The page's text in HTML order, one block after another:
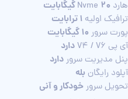
هارد Nvme 20 گیگابایت
ترافیک اولیه 1 ترابایت
پورت سرور 10 گیگابایت
آی پی V4 / V6 دارد
پنل مدیریت سروردارد
آپلود رایگان بله
تحویل سرور خودکار و آنی